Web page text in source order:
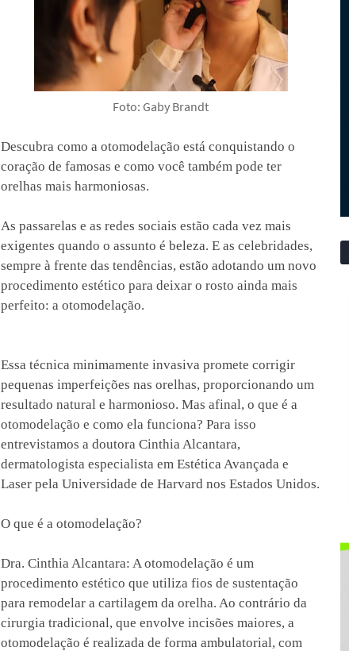
Foto: Gaby Brandt
Descubra como a otomodelação está conquistando o
coração de famosas e como você também pode ter
orelhas mais harmoniosas.
As passarelas e as redes sociais estão cada vez mais
exigentes quando o assunto é beleza. E as celebridades,
sempre à frente das tendências, estão adotando um novo
procedimento estético para deixar o rosto ainda mais
perfeito: a otomodelação.
Essa técnica minimamente invasiva promete corrigir
pequenas imperfeições nas orelhas, proporcionando um
resultado natural e harmonioso. Mas afinal, o que é a
otomodelação e como ela funciona? Para isso
entrevistamos a doutora Cinthia Alcantara,
dermatologista especialista em Estética Avançada e
Laser pela Universidade de Harvard nos Estados Unidos.
O que é a otomodelação?
Dra. Cinthia Alcantara: A otomodelação é um
procedimento estético que utiliza fios de sustentação
para remodelar a cartilagem da orelha. Ao contrário da
cirurgia tradicional, que envolve incisões maiores, a
otomodelação é realizada de forma ambulatorial, com